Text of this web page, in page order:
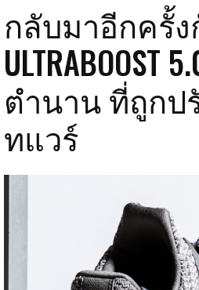
กลับมาอีกครั้ง
ULTRABOOST
ตำนาน ที่ถูกป
ทแวร์